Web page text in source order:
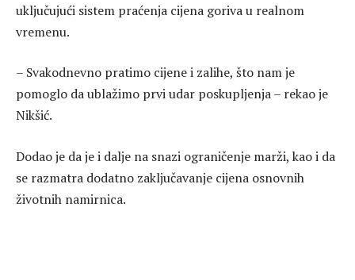
uključujući sistem praćenja cijena goriva u realnom
vremenu.
– Svakodnevno pratimo cijene i zalihe, što nam je
pomoglo da ublažimo prvi udar poskupljenja – rekao je
Nikšić.
Dodao je da je i dalje na snazi ograničenje marži, kao i da
se razmatra dodatno zaključavanje cijena osnovnih
životnih namirnica.